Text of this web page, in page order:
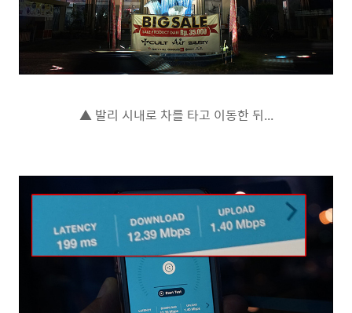
▲ 발리 시내로 차를 타고 이동한 뒤...